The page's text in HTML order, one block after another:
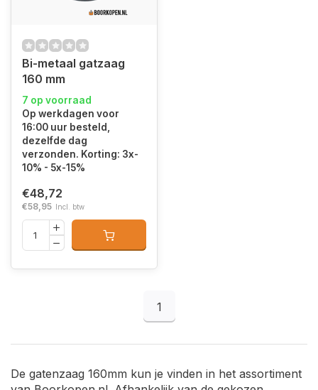
Bi-metaal gatzaag
160 mm
7 op voorraad
Op werkdagen voor
16:00 uur besteld,
dezelfde dag
verzonden. Korting: 3x-
10% - 5x-15%
€48,72
€58,95 Incl. btw
1
De gatenzaag 160mm kun je vinden in het assortiment